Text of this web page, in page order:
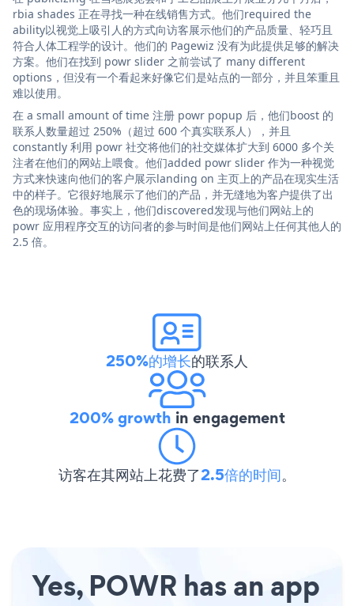
rbia shades 正在寻找一种在线销售方式。他们required the
ability以视觉上吸引人的方式向访客展示他们的产品质量、轻巧且
符合人体工程学的设计。他们的 Pagewiz 没有为此提供足够的解决
方案。他们在找到 powr slider 之前尝试了 many different
options，但没有一个看起来好像它们是站点的一部分，并且笨重且
难以使用。
在 a small amount of time 注册 powr popup 后，他们boost 的
联系人数量超过 250%（超过 600 个真实联系人），并且
constantly 利用 powr 社交将他们的社交媒体扩大到 6000 多个关
注者在他们的网站上喂食。他们added powr slider 作为一种视觉
方式来快速向他们的客户展示landing on 主页上的产品在现实生活
中的样子。它很好地展示了他们的产品，并无缝地为客户提供了出
色的现场体验。事实上，他们discovered发现与他们网站上的
powr 应用程序交互的访问者的参与时间是他们网站上任何其他人的
2.5 倍。
250%的增长的联系人
200% growth in engagement
访客在其网站上花费了2.5倍的时间。
Yes, POWR has an app